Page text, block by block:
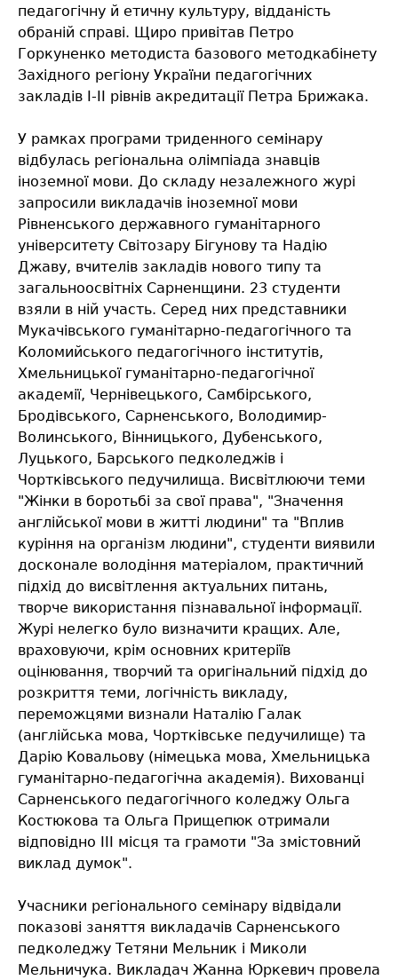
педагогічну й етичну культуру, відданість
обраній справі. Щиро привітав Петро
Горкуненко методиста базового методкабінету
Західного регіону України педагогічних
закладів І-ІІ рівнів акредитації Петра Брижака.
У рамках програми триденного семінару
відбулась регіональна олімпіада знавців
іноземної мови. До складу незалежного журі
запросили викладачів іноземної мови
Рівненського державного гуманітарного
університету Світозару Бігунову та Надію
Джаву, вчителів закладів нового типу та
загальноосвітніх Сарненщини. 23 студенти
взяли в ній участь. Серед них представники
Мукачівського гуманітарно-педагогічного та
Коломийського педагогічного інститутів,
Хмельницької гуманітарно-педагогічної
академії, Чернівецького, Самбірського,
Бродівського, Сарненського, Володимир-
Волинського, Вінницького, Дубенського,
Луцького, Барського педколеджів і
Чортківського педучилища. Висвітлюючи теми
"Жінки в боротьбі за свої права", "Значення
англійської мови в житті людини" та "Вплив
куріння на організм людини", студенти виявили
досконале володіння матеріалом, практичний
підхід до висвітлення актуальних питань,
творче використання пізнавальної інформації.
Журі нелегко було визначити кращих. Але,
враховуючи, крім основних критеріїв
оцінювання, творчий та оригінальний підхід до
розкриття теми, логічність викладу,
переможцями визнали Наталію Галак
(англійська мова, Чортківське педучилище) та
Дарію Ковальову (німецька мова, Хмельницька
гуманітарно-педагогічна академія). Вихованці
Сарненського педагогічного коледжу Ольга
Костюкова та Ольга Прищепюк отримали
відповідно ІІІ місця та грамоти "За змістовний
виклад думок".
Учасники регіонального семінару відвідали
показові заняття викладачів Сарненського
педколеджу Тетяни Мельник і Миколи
Мельничука. Викладач Жанна Юркевич провела